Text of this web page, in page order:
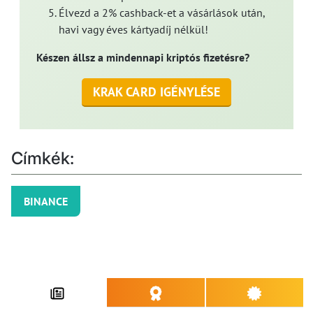
Élvezd a 2% cashback-et a vásárlások után,
havi vagy éves kártyadíj nélkül!
Készen állsz a mindennapi kriptós fizetésre?
KRAK CARD IGÉNYLÉSE
Címkék:
BINANCE